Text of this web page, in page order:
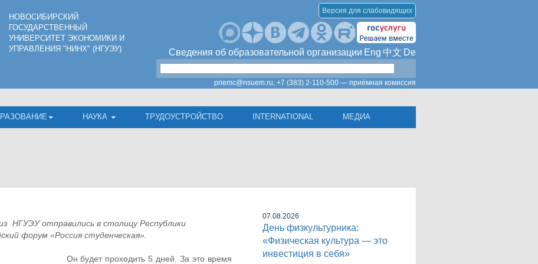
НОВОСИБИРСКИЙ
ГОСУДАРСТВЕННЫЙ
УНИВЕРСИТЕТ ЭКОНОМИКИ И
УПРАВЛЕНИЯ "НИНХ" (НГУЭУ)
Версия для слабовидящих
Сведения об образовательной организации Eng 中文 De
priemc@nsuem.ru, +7 (383) 2-110-500 — приёмная комиссия
НАУКА ТРУДОУСТРОЙСТВО INTERNATIONAL МЕДИА
НГУЭУ отправились в столицу Республики
форум «Россия студенческая».
Он будет проходить 5 дней. За это время
07.08.2026
День физкультурника:
«Физическая культура — это
инвестиция в себя»